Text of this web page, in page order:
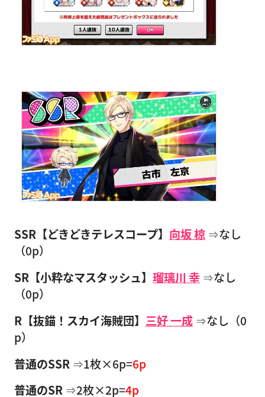
SSR【どきどきテレスコープ】 向坂 椋 ⇒なし
（0p）
SR【小粋なマスタッシュ】 瑠璃川 幸 ⇒なし
（0p）
R【抜錨！スカイ海賊団】 三好 一成 ⇒なし（0
p）
普通のSSR ⇒1枚×6p=6p
普通のSR ⇒2枚×2p=4p